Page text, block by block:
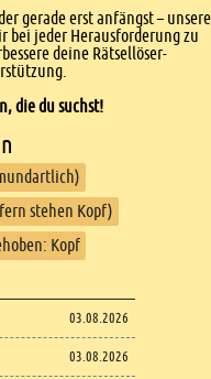
gerade erst anfängst – unsere
bei jeder Herausforderung zu
deine Rätsellöser-
die du suchst!
stehen Kopf)
Kopf
03.08.2026
03.08.2026